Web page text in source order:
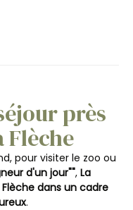
près
Flèche
pour visiter le zoo ou
d'un jour"", La
dans un cadre
.